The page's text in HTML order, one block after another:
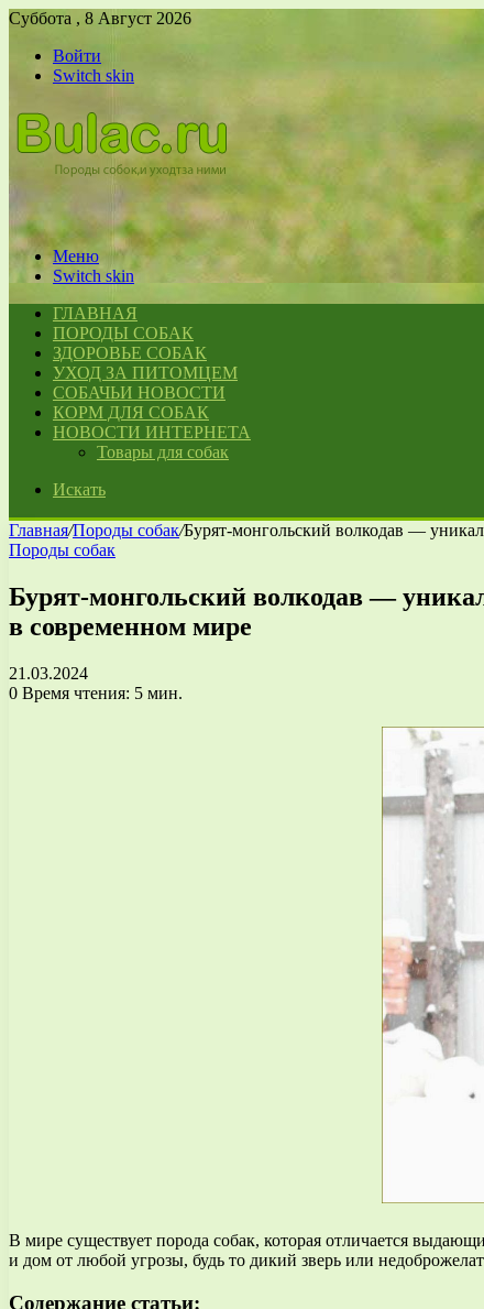
Суббота , 8 Август 2026
Войти
Switch skin
Меню
Switch skin
ГЛАВНАЯ
ПОРОДЫ СОБАК
ЗДОРОВЬЕ СОБАК
УХОД ЗА ПИТОМЦЕМ
СОБАЧЬИ НОВОСТИ
КОРМ ДЛЯ СОБАК
НОВОСТИ ИНТЕРНЕТА
Товары для собак
Искать
Главная/Породы собак/Бурят-монгольский волкодав —
Породы собак
Бурят-монгольский волкодав —
в современном мире
21.03.2024
0 Время чтения: 5 мин.
В мире существует порода собак, которая отличается
и дом от любой угрозы, будь то дикий зверь или
Содержание статьи: